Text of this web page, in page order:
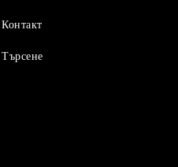
Контакт
Търсене